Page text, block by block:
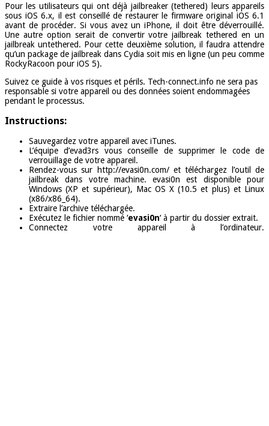
Pour les utilisateurs qui ont déjà jailbreaker (tethered) leurs appareils
sous iOS 6.x, il est conseillé de restaurer le firmware original iOS 6.1
avant de procéder. Si vous avez un iPhone, il doit être déverrouillé.
Une autre option serait de convertir votre jailbreak tethered en un
jailbreak untethered. Pour cette deuxième solution, il faudra attendre
qu’un package de jailbreak dans Cydia soit mis en ligne (un peu comme
RockyRacoon pour iOS 5).
Suivez ce guide à vos risques et périls. Tech-connect.info ne sera pas
responsable si votre appareil ou des données soient endommagées
pendant le processus.
Instructions:
Sauvegardez votre appareil avec iTunes.
L’équipe d’evad3rs vous conseille de supprimer le code de
verrouillage de votre appareil.
Rendez-vous sur http://evasi0n.com/ et téléchargez l’outil de
jailbreak dans votre machine. evasi0n est disponible pour
Windows (XP et supérieur), Mac OS X (10.5 et plus) et Linux
(x86/x86_64).
Extraire l’archive téléchargée.
Exécutez le fichier nommé ‘evasi0n‘ à partir du dossier extrait.
Connectez votre appareil à l’ordinateur.